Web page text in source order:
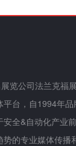
览公司法兰克福
平台，自1994年品
全&自动化产业
的专业媒体传播